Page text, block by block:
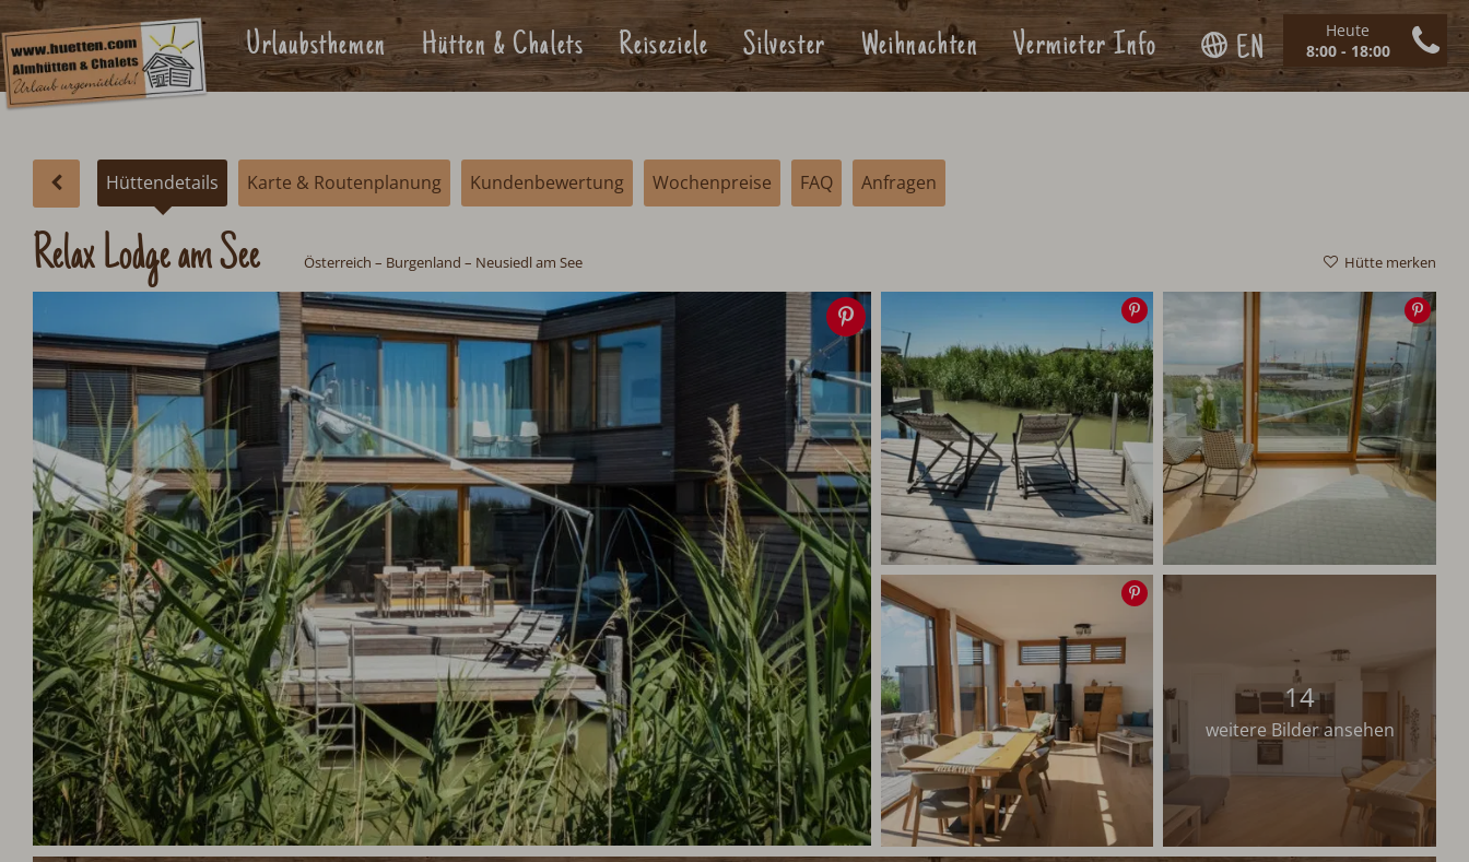
Heute
8:00 - 18:00
Urlaubsthemen Hütten & Chalets Reiseziele Silvester Weihnachten Vermieter Info EN
Hüttendetails Karte & Routenplanung Kundenbewertung Wochenpreise FAQ Anfragen
Hütte merken
Relax Lodge am See Österreich – Burgenland – Neusiedl am See
Speichern
14
weitere Bilder ansehen